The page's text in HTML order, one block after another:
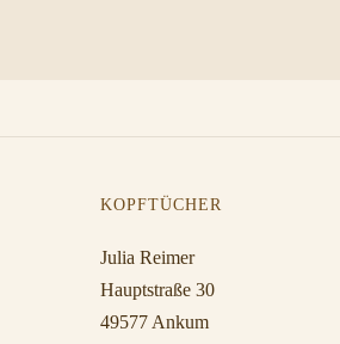
KOPFTÜCHER
Julia Reimer
Hauptstraße 30
49577 Ankum